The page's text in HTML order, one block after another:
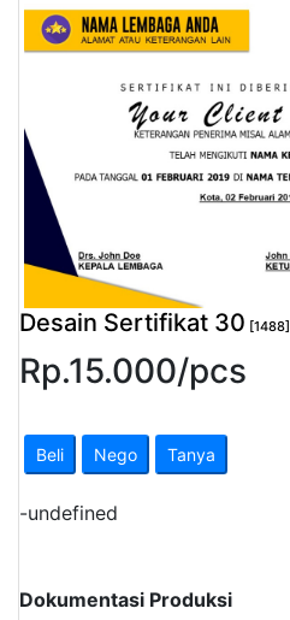
Berjalan
Pembayaran
Pendapatan
Fee
Ganti
Password
Logout
Desain Sertifikat 30 [1488]
Rp.15.000/pcs
Beli Nego Tanya
-undefined
Dokumentasi Produksi